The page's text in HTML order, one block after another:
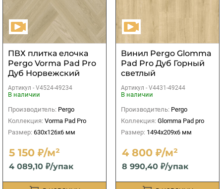
ПВХ плитка елочка
Pergo Vorma Pad Pro
Дуб Норвежский
Артикул - V4524-49234
В наличии
Производитель: Pergo
Коллекция: Vorma Pad Pro
Размер: 630x126x6 мм
5 150 ₽/м²
4 089,10 ₽/упак
Винил Pergo Glomma
Pad Pro Дуб Горный
светлый
Артикул - V4431-49244
В наличии
Производитель: Pergo
Коллекция: Glomma Pad pro
Размер: 1494x209x6 мм
4 800 ₽/м²
8 990,40 ₽/упак